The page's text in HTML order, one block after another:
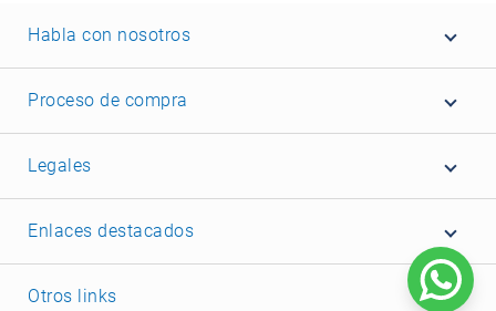
Habla con nosotros
Proceso de compra
Legales
Enlaces destacados
Otros links